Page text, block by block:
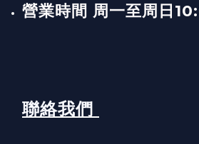
營業時間 周一至周日
聯絡我們